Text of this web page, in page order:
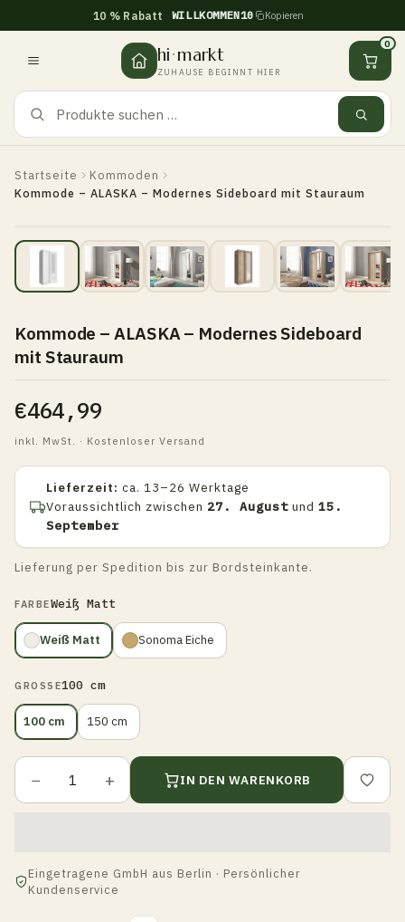
springen
10 % Rabatt WILLKOMMEN10 Kopieren
hi·markt
ZUHAUSE BEGINNT HIER
0
Startseite
Kommoden
Kommode – ALASKA – Modernes Sideboard mit Stauraum
Kommode – ALASKA – Modernes Sideboard
mit Stauraum
€464,99
inkl. MwSt. · Kostenloser Versand
Lieferzeit: ca. 13–26 Werktage
Voraussichtlich zwischen 27. August und 15.
September
Lieferung per Spedition bis zur Bordsteinkante.
FARBEWeiß Matt
Weiß Matt Sonoma Eiche
GROSSE100 cm
100 cm 150 cm
− + IN DEN WARENKORB
Eingetragene GmbH aus Berlin · Persönlicher
Kundenservice